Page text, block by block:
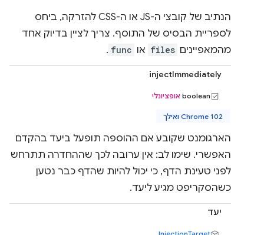
הנתיב של קובצי ה-JS או ה-CSS להזרקה, ביחס
לספריית הבסיס של התוסף. צריך לציין בדיוק אחד
מהמאפיינים files או func
.
injectImmediately
boolean אופציונלי
Chrome 102 ואילך
הארגומנט שקובע אם ההוספה תופעל ביעד בהקדם
האפשרי. שימו לב: אין ערובה לכך שההחדרה תתרחש
לפני טעינת הדף, כי יכול להיות שהדף כבר נטען
כשהסקריפט מגיע ליעד.
יעד